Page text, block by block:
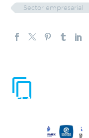
Sector empresarial
RELACIONADAS